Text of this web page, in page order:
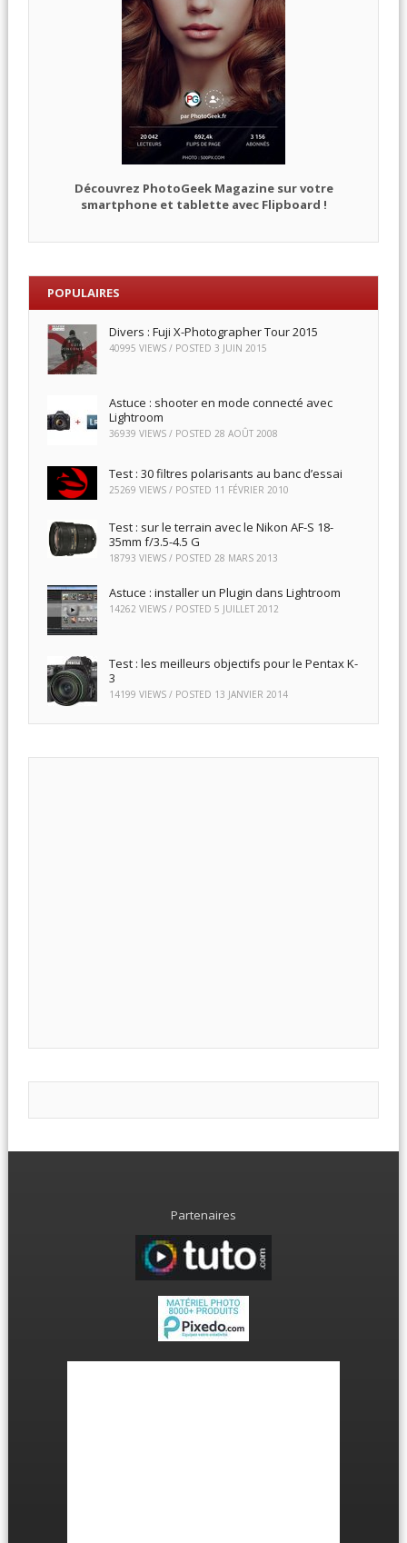
Découvrez PhotoGeek Magazine sur votre
smartphone et tablette avec Flipboard !
POPULAIRES
Divers : Fuji X-Photographer Tour 2015
40995 VIEWS / POSTED 3 JUIN 2015
Astuce : shooter en mode connecté avec
Lightroom
36939 VIEWS / POSTED 28 AOÛT 2008
Test : 30 filtres polarisants au banc d’essai
25269 VIEWS / POSTED 11 FÉVRIER 2010
Test : sur le terrain avec le Nikon AF-S 18-
35mm f/3.5-4.5 G
18793 VIEWS / POSTED 28 MARS 2013
Astuce : installer un Plugin dans Lightroom
14262 VIEWS / POSTED 5 JUILLET 2012
Test : les meilleurs objectifs pour le Pentax K-
3
14199 VIEWS / POSTED 13 JANVIER 2014
Partenaires